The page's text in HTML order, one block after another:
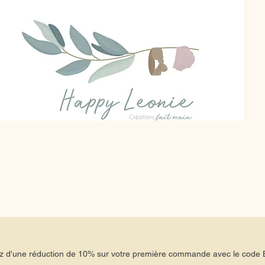
d'une réduction de 10% sur votre première commande avec le code